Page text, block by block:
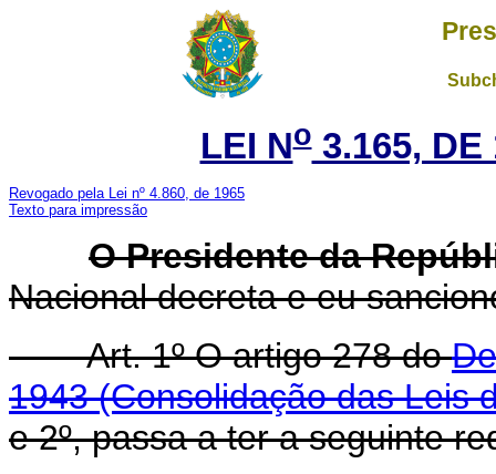
LEI No3.165, DE
Revogado pela Lei nº 4.860, de 1965
Texto para impressão
O Presidente da
Nacional decreta e eu
Art. 1º O artigo 278 do
1943 (Consolidação das Leis
e 2º, passa a ter a seguinte